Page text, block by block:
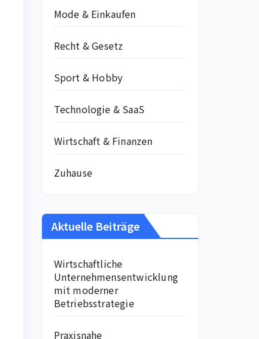
Mode & Einkaufen
Recht & Gesetz
Sport & Hobby
Technologie & SaaS
Wirtschaft & Finanzen
Zuhause
Aktuelle Beiträge
Wirtschaftliche
Unternehmensentwicklung
mit moderner
Betriebsstrategie
Praxisnahe